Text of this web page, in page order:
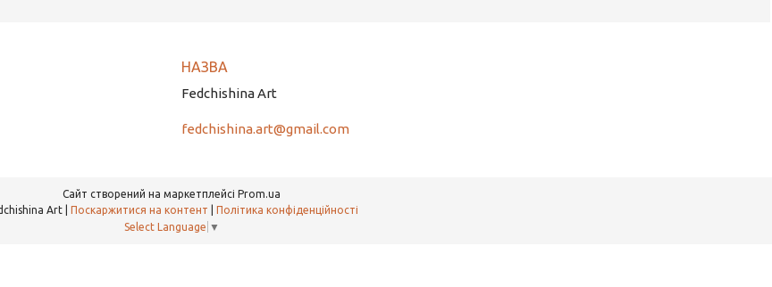
Fedchishina Art
fedchishina.art@gmail.com
Сайт створений на маркетплейсі Prom.ua
Поскаржитися на контент
Політика конфіденційності
Select Language ▼